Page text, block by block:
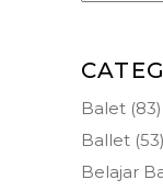
Balet (83)
Ballet (53)
Belajar